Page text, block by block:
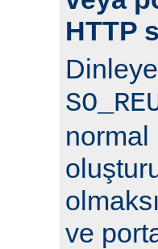
HTTP
normal
ve